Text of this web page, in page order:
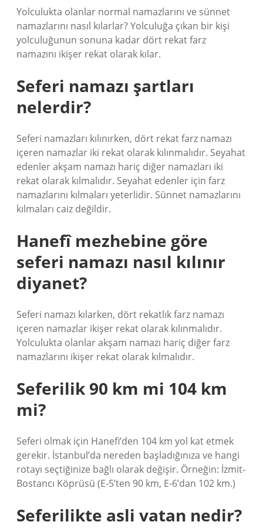
Yolculukta olanlar normal namazlarını ve sünnet
namazlarını nasıl kılarlar? Yolculuğa çıkan bir kişi
yolculuğunun sonuna kadar dört rekat farz
namazını ikişer rekat olarak kılar.
Seferi namazı şartları
nelerdir?
Seferi namazları kılınırken, dört rekat farz namazı
içeren namazlar iki rekat olarak kılınmalıdır. Seyahat
edenler akşam namazı hariç diğer namazları iki
rekat olarak kılmalıdır. Seyahat edenler için farz
namazlarını kılmaları yeterlidir. Sünnet namazlarını
kılmaları caiz değildir.
Hanefî mezhebine göre
seferi namazı nasıl kılınır
diyanet?
Seferi namazı kılarken, dört rekatlık farz namazı
içeren namazlar ikişer rekat olarak kılınmalıdır.
Yolculukta olanlar akşam namazı hariç diğer farz
namazlarını ikişer rekat olarak kılmalıdır.
Seferilik 90 km mi 104 km
mi?
Seferi olmak için Hanefi’den 104 km yol kat etmek
gerekir. İstanbul’da nereden başladığınıza ve hangi
rotayı seçtiğinize bağlı olarak değişir. Örneğin: İzmit-
Bostancı Köprüsü (E-5’ten 90 km, E-6’dan 102 km.)
Seferilikte asli vatan nedir?